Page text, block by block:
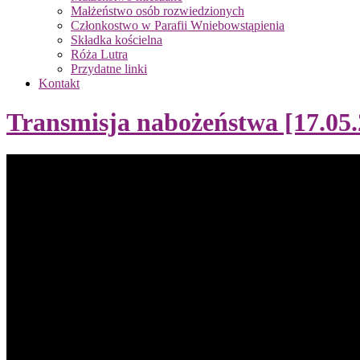
Małżeństwo osób rozwiedzionych
Członkostwo w Parafii Wniebowstąpienia
Składka kościelna
Róża Lutra
Przydatne linki
Kontakt
Transmisja nabożeństwa